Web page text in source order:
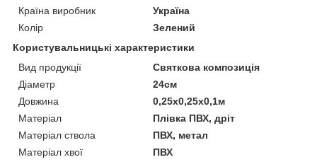
Країна виробник
Україна
Колір
Зелений
Користувальницькі характеристики
Вид продукції
Святкова композиція
Діаметр
24см
Довжина
0,25х0,25х0,1м
Матеріал
Плівка ПВХ, дріт
Матеріал ствола
ПВХ, метал
Матеріал хвої
ПВХ